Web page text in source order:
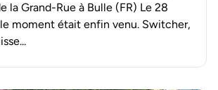
la Grand-Rue à Bulle (FR) Le 28
moment était enfin venu. Switcher,